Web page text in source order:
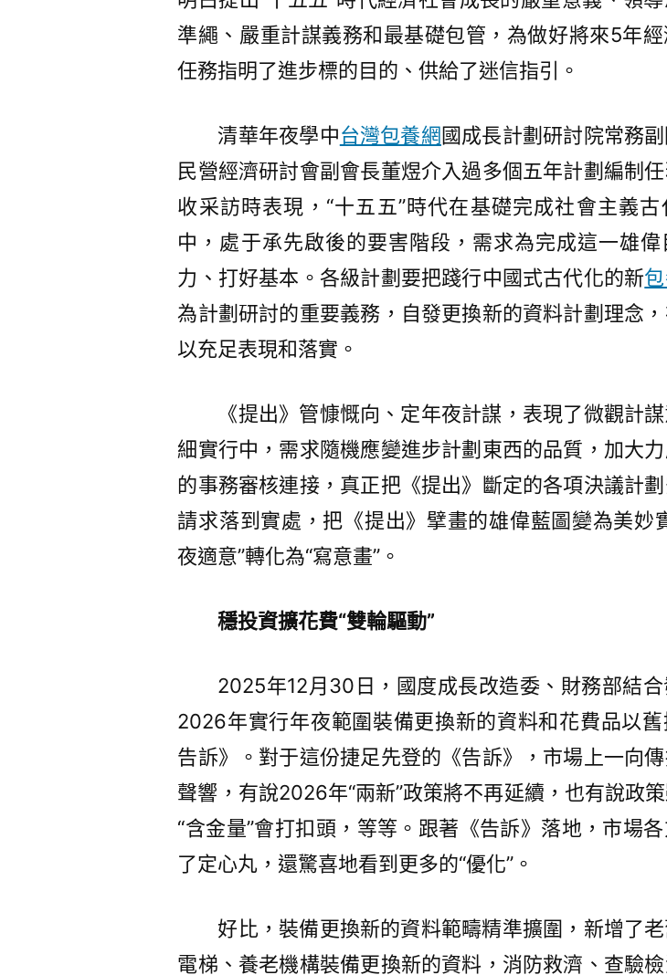
準繩、嚴重計謀義務和最基礎包管，為做好將來5年
任務指明了進步標的目的、供給了迷信指引。
清華年夜學中台灣包養網國成長計劃研討院常務
民營經濟研討會副會長董煜介入過多個五年計劃編制
收采訪時表現，“十五五”時代在基礎完成社會主義古
中，處于承先啟後的要害階段，需求為完成這一雄偉
力、打好基本。各級計劃要把踐行中國式古代化的新
為計劃研討的重要義務，自發更換新的資料計劃理念
以充足表現和落實。
《提出》管慷慨向、定年夜計謀，表現了微觀計
細實行中，需求隨機應變進步計劃東西的品質，加大
的事務審核連接，真正把《提出》斷定的各項決議計
請求落到實處，把《提出》擘畫的雄偉藍圖變為美妙
夜適意”轉化為“寫意畫”。
穩投資擴花費“雙輪驅動”
2025年12月30日，國度成長改造委、財務部結
2026年實行年夜範圍裝備更換新的資料和花費品以
告訴》。對于這份捷足先登的《告訴》，市場上一向
聲響，有說2026年“兩新”政策將不再延續，也有說政
“含金量”會打扣頭，等等。跟著《告訴》落地，市場
了定心丸，還驚喜地看到更多的“優化”。
好比，裝備更換新的資料範疇精準擴圍，新增了
電梯、養老機構裝備更換新的資料，消防救濟、查驗